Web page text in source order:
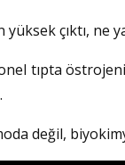
çıktı, ne
tıpta
değil,